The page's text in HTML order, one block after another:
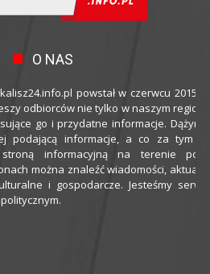
O NAS
powstał w czerwcu 2015
odbiorców nie tylko w naszym
go i przydatne informacje.
podającą informacje, a co za tym
stroną informacyjną na terenie
można znaleźć wiadomości,
i gospodarcze. Jesteśmy